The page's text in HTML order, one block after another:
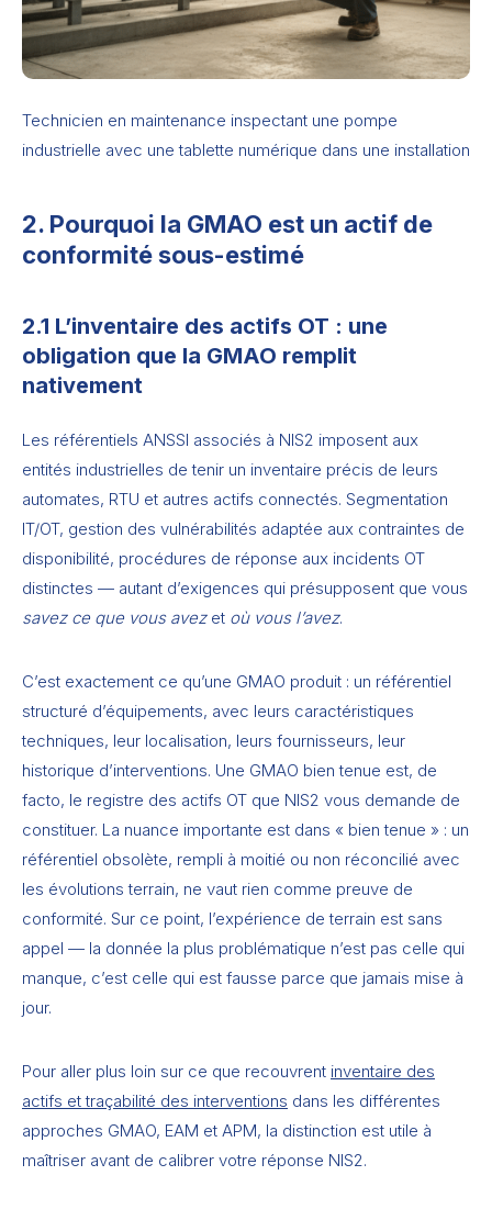
Technicien en maintenance inspectant une pompe
industrielle avec une tablette numérique dans une installation
2. Pourquoi la GMAO est un actif de
conformité sous-estimé
2.1 L’inventaire des actifs OT : une
obligation que la GMAO remplit
nativement
Les référentiels ANSSI associés à NIS2 imposent aux
entités industrielles de tenir un inventaire précis de leurs
automates, RTU et autres actifs connectés. Segmentation
IT/OT, gestion des vulnérabilités adaptée aux contraintes de
disponibilité, procédures de réponse aux incidents OT
distinctes — autant d’exigences qui présupposent que vous
savez ce que vous avezet où vous l’avez.
C’est exactement ce qu’une GMAO produit : un référentiel
structuré d’équipements, avec leurs caractéristiques
techniques, leur localisation, leurs fournisseurs, leur
historique d’interventions. Une GMAO bien tenue est, de
facto, le registre des actifs OT que NIS2 vous demande de
constituer. La nuance importante est dans « bien tenue » : un
référentiel obsolète, rempli à moitié ou non réconcilié avec
les évolutions terrain, ne vaut rien comme preuve de
conformité. Sur ce point, l’expérience de terrain est sans
appel — la donnée la plus problématique n’est pas celle qui
manque, c’est celle qui est fausse parce que jamais mise à
jour.
Pour aller plus loin sur ce que recouvrent inventaire des
actifs et traçabilité des interventions dans les différentes
approches GMAO, EAM et APM, la distinction est utile à
maîtriser avant de calibrer votre réponse NIS2.